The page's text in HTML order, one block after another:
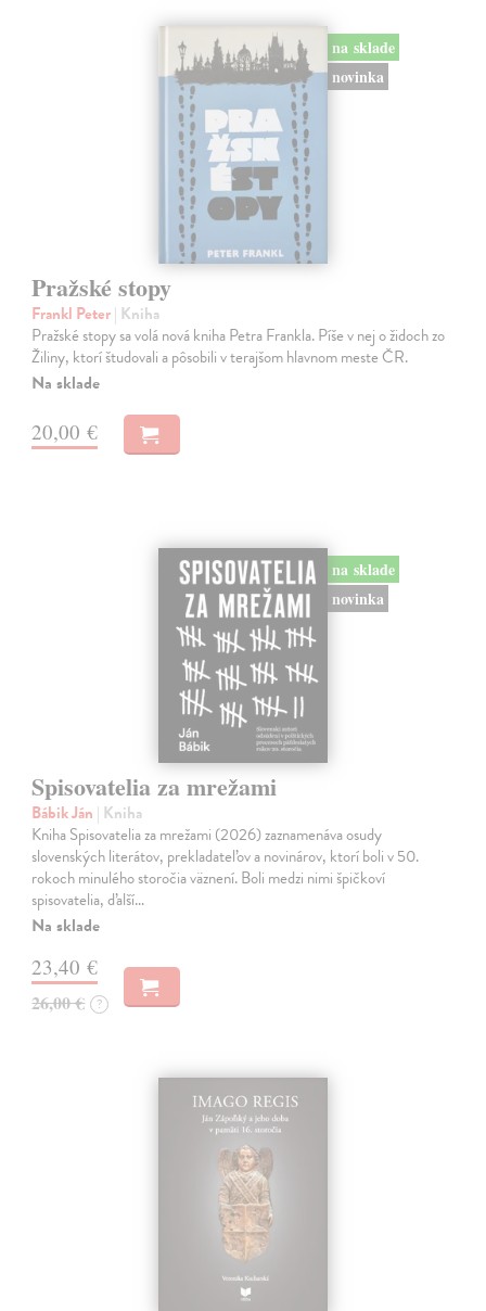
na sklade
novinka
Pražské stopy
Frankl Peter| Kniha
Pražské stopy sa volá nová kniha Petra Frankla. Píše v nej o židoch zo
Žiliny, ktorí študovali a pôsobili v terajšom hlavnom meste ČR.
Na sklade
20,00 €
na sklade
novinka
Spisovatelia za mrežami
Bábik Ján | Kniha
Kniha Spisovatelia za mrežami (2026) zaznamenáva osudy
slovenských literátov, prekladateľov a novinárov, ktorí boli v 50.
rokoch minulého storočia väznení. Boli medzi nimi špičkoví
spisovatelia, ďalší…
Na sklade
23,40 €
26,00 € ?